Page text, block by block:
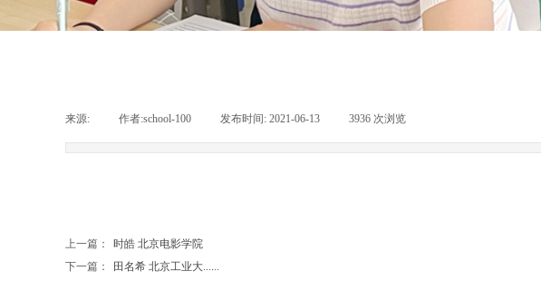
来源: 作者:school-100 发布时间: 2021-06-13 3936 次浏览
上一篇：
时皓 北京电影学院
下一篇：
田名希 北京工业大......